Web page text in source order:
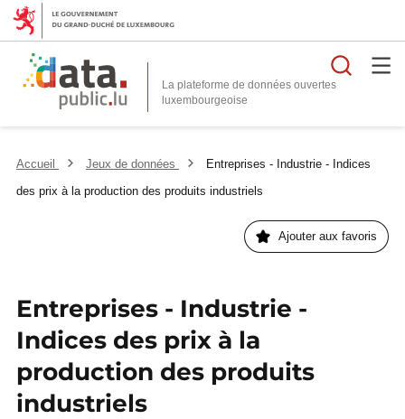
La plateforme de données ouvertes
Accueil Jeux de données
Entreprises - Industrie - Indices
des prix à la production des produits industriels
Ajouter aux favoris
Entreprises - Industrie -
Indices des prix à la
production des produits
industriels